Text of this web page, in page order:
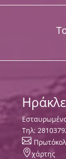
Τηλ:

χάρτης